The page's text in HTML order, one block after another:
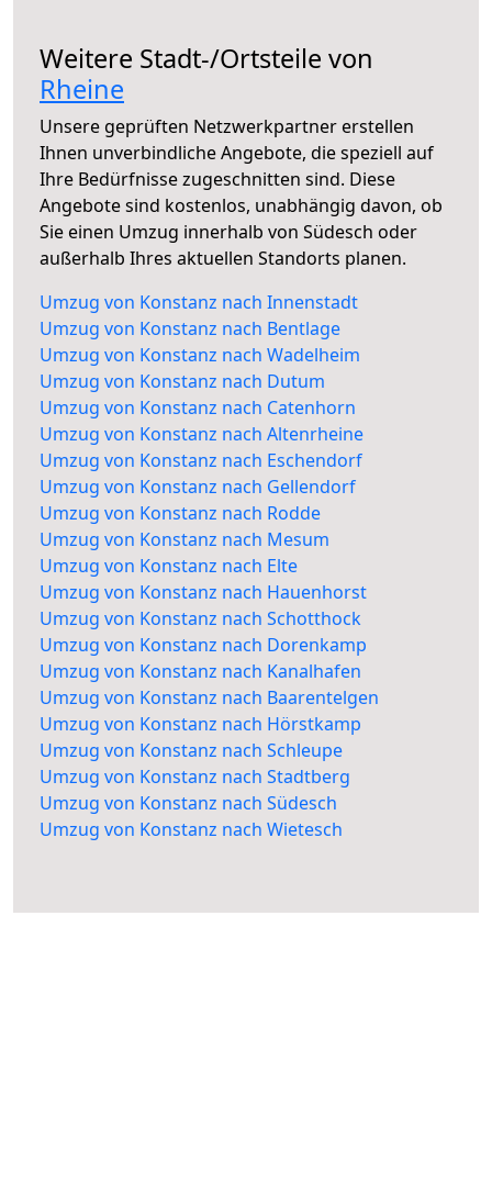
Weitere Stadt-/Ortsteile von
Rheine
Unsere geprüften Netzwerkpartner erstellen
Ihnen unverbindliche Angebote, die speziell auf
Ihre Bedürfnisse zugeschnitten sind. Diese
Angebote sind kostenlos, unabhängig davon, ob
Sie einen Umzug innerhalb von Südesch oder
außerhalb Ihres aktuellen Standorts planen.
Umzug von Konstanz nach Innenstadt
Umzug von Konstanz nach Bentlage
Umzug von Konstanz nach Wadelheim
Umzug von Konstanz nach Dutum
Umzug von Konstanz nach Catenhorn
Umzug von Konstanz nach Altenrheine
Umzug von Konstanz nach Eschendorf
Umzug von Konstanz nach Gellendorf
Umzug von Konstanz nach Rodde
Umzug von Konstanz nach Mesum
Umzug von Konstanz nach Elte
Umzug von Konstanz nach Hauenhorst
Umzug von Konstanz nach Schotthock
Umzug von Konstanz nach Dorenkamp
Umzug von Konstanz nach Kanalhafen
Umzug von Konstanz nach Baarentelgen
Umzug von Konstanz nach Hörstkamp
Umzug von Konstanz nach Schleupe
Umzug von Konstanz nach Stadtberg
Umzug von Konstanz nach Südesch
Umzug von Konstanz nach Wietesch